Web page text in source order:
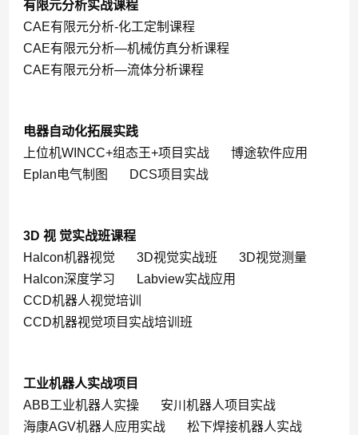
有限元分析实战课程
CAE有限元分析-化工定制课程
CAE有限元分析—机械仿真分析课程
CAE有限元分析—流体分析课程
电器自动化拓展实践
上位机WINCC+组态王+项目实战
博途软件应用
Eplan电气制图
DCS项目实战
3D 视 觉实战班课程
Halcon机器视觉
3D视觉实战班
3D视觉测量
Halcon深度学习
Labview实战应用
CCD机器人视觉培训
CCD机器视觉项目实战培训班
工业机器人实战项目
ABB工业机器人实操
安川机器人项目实战
海康AGV机器人应用实战
松下焊接机器人实战